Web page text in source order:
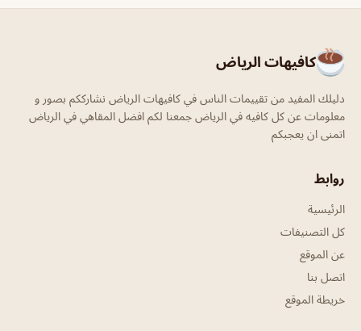
كافيهات الرياض
دليلك المفيد من تقييمات الناس في كافيهات الرياض نشارككم بصور و
معلومات عن كل كافيه في الرياض جمعنا لكم افضل المقاهي في الرياض
اتمنى ان يعجبكم
روابط
الرئيسية
كل التصنيفات
عن الموقع
اتصل بنا
خريطة الموقع